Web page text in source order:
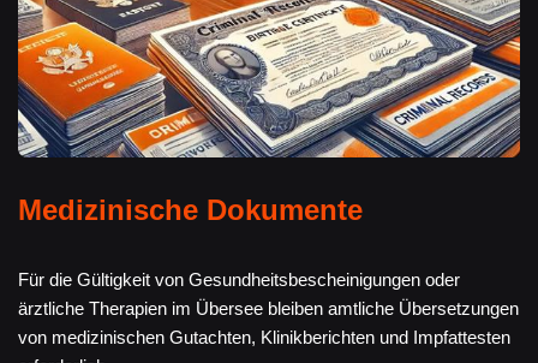
Medizinische Dokumente
Für die Gültigkeit von Gesundheitsbescheinigungen oder
ärztliche Therapien im Übersee bleiben amtliche Übersetzungen
von medizinischen Gutachten, Klinikberichten und Impfattesten